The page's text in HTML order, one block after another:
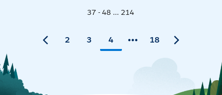
37 - 48 ... 214
2 3 4 18